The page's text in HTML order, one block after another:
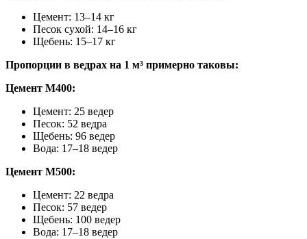
Цемент: 13–14 кг
Песок сухой: 14–16 кг
Щебень: 15–17 кг
Пропорции в ведрах на 1 м³ примерно таковы:
Цемент М400:
Цемент: 25 ведер
Песок: 52 ведра
Щебень: 96 ведер
Вода: 17–18 ведер
Цемент М500:
Цемент: 22 ведра
Песок: 57 ведер
Щебень: 100 ведер
Вода: 17–18 ведер